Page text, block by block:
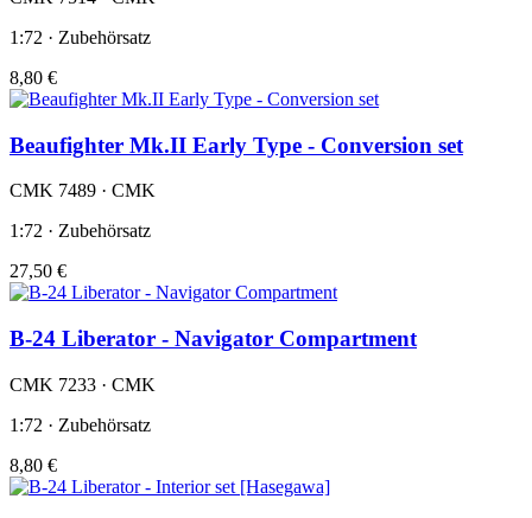
1:72 · Zubehörsatz
8,80 €
Beaufighter Mk.II Early Type - Conversion set
CMK 7489 · CMK
1:72 · Zubehörsatz
27,50 €
B-24 Liberator - Navigator Compartment
CMK 7233 · CMK
1:72 · Zubehörsatz
8,80 €